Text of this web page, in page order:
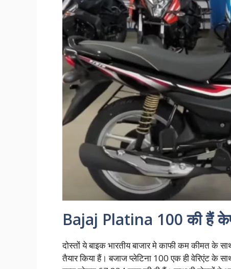
Bajaj Platina 100 की हैं
दोस्तों ये बाइक भारतीय बाजार मे काफी कम कीमत के
तैयार किया हैं। बजाज प्लेटिना 100 एक ही वेरिएंट के